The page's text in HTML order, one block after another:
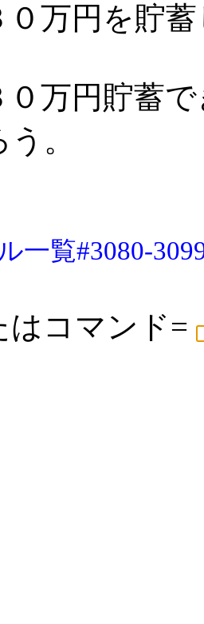
万円を貯
万円貯蓄で
。
一覧#3080-
はコマンド=